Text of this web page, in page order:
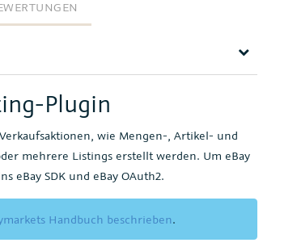
Plugin
wie Mengen-, Artikel- und
mehrere Listings erstellt werden. Um eBay
eBay SDK und eBay OAuth2.
Handbuch beschrieben.